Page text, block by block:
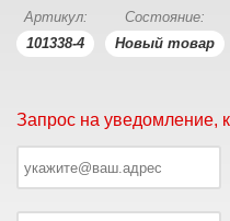
Артикул:
101338-4
Состояние:
Новый товар
Запрос на уведомление,